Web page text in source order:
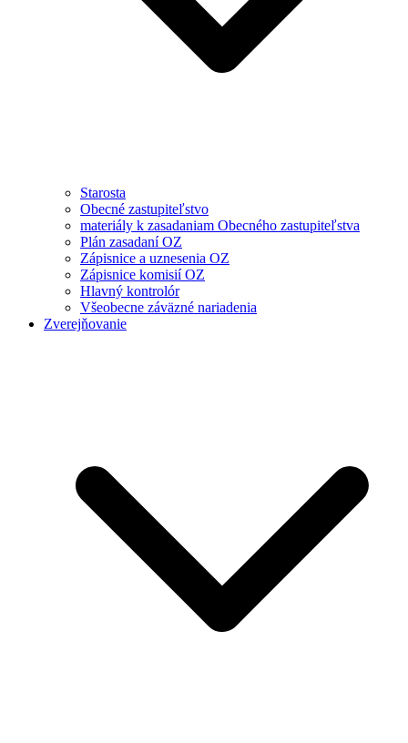
Starosta
Obecné zastupiteľstvo
materiály k zasadaniam Obecného zastupiteľstva
Plán zasadaní OZ
Zápisnice a uznesenia OZ
Zápisnice komisií OZ
Hlavný kontrolór
Všeobecne záväzné nariadenia
Zverejňovanie